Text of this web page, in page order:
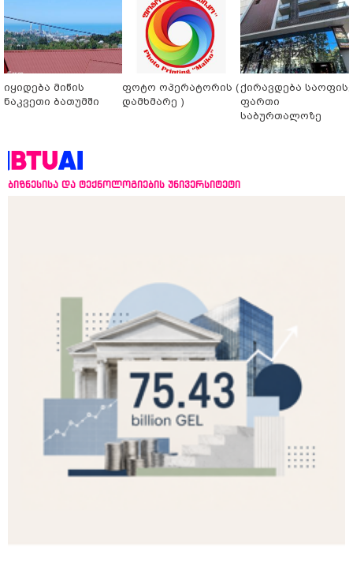
იყიდება მიწის
ნაკვეთი ბათუმში
ფოტო ოპერატორის (
დამხმარე )
ქირავდება
ფართი
საბურთალოზე
ბიზნესისა და ტექნოლოგიების უნივერსიტეტი